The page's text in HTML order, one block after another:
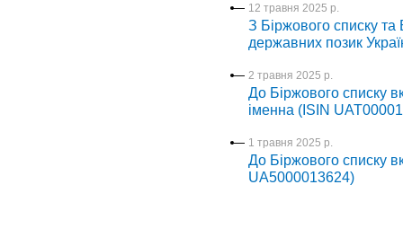
12 травня 2025 р.
З Біржового списку та
державних позик
2 травня 2025 р.
До Біржового списку
іменна (ISIN
1 травня 2025 р.
До Біржового списку
UA5000013624)